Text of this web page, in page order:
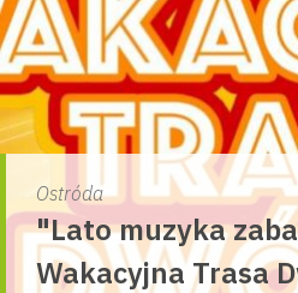
Ostróda
"Lato muzyka
Wakacyjna Trasa